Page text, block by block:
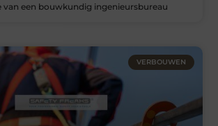
van een bouwkundig ingenieursbureau
VERBOUWEN